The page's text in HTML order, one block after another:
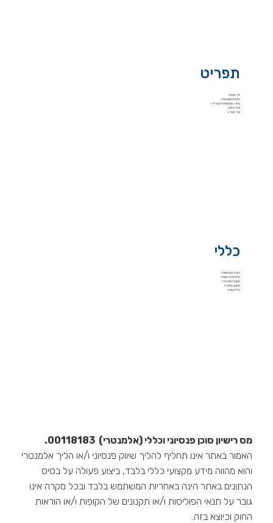
תפריט
דף הבית >
אודות הסוכנות >
בלוג - מביטוחית לעברית >
מדריכים >
צור קשר >
כללי
הצהרת נגישות >
מדיניות פרטיות >
אמנת השירות >
תקנון האתר >
גילוי נאות >
מס רישיון סוכן פנסיוני וכללי (אלמנטרי) 00118183.
האמור באתר אינו תחליף להליך שיווק פנסיוני ו/או הליך אלמנטרי
והוא מהווה מידע מקצועי כללי בלבד, ביצוע פעולה על בסיס
הנתונים באתר הינה באחריות המשתמש בלבד ובכל מקרה אינו
גובר על תנאי הפוליסות ו/או תקנונים של הקופות ו/או הוראות
החוק וכיוצא בזה.